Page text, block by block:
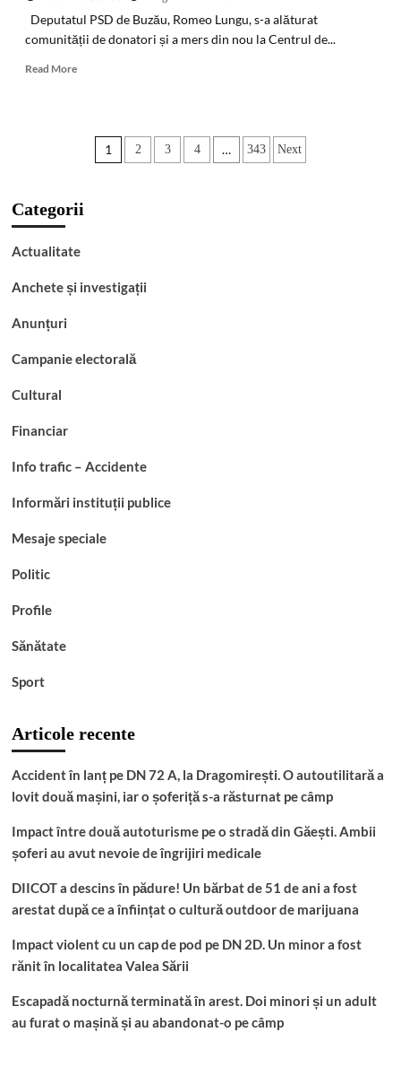
Deputatul PSD de Buzău, Romeo Lungu, s-a alăturat
comunității de donatori și a mers din nou la Centrul de...
Read MoreRead
solidaritate:
de
Buzău,
Lungu,
donat
și
Paginație
1 2 3 4 … 343 Next
Categorii
Actualitate
Anchete și investigații
Anunțuri
Campanie electorală
Cultural
Financiar
Info trafic – Accidente
Informări instituții publice
Mesaje speciale
Politic
Profile
Sănătate
Sport
Articole recente
Accident în lanț pe DN 72 A, la Dragomirești. O autoutilitară a
lovit două mașini, iar o șoferiță s-a răsturnat pe câmp
Impact între două autoturisme pe o stradă din Găești. Ambii
șoferi au avut nevoie de îngrijiri medicale
DIICOT a descins în pădure! Un bărbat de 51 de ani a fost
arestat după ce a înființat o cultură outdoor de marijuana
Impact violent cu un cap de pod pe DN 2D. Un minor a fost
rănit în localitatea Valea Sării
Escapadă nocturnă terminată în arest. Doi minori și un adult
au furat o mașină și au abandonat-o pe câmp